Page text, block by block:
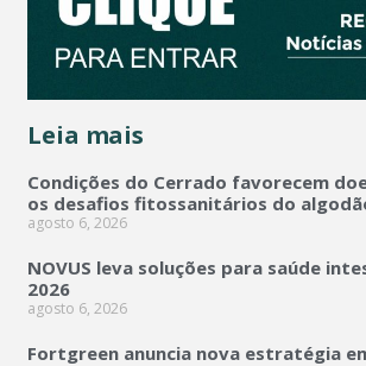
Leia mais
Condições do Cerrado favorecem
os desafios fitossanitários do
agosto 6, 2026
NOVUS leva soluções para saúde
2026
agosto 6, 2026
Fortgreen anuncia nova estratégia